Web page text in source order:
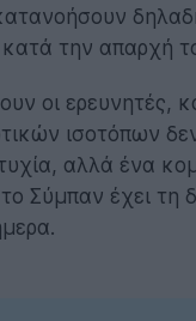
την απαρχή
οι ερευνητές,
ισοτόπων
αλλά ένα
το Σύμπαν έχει τη